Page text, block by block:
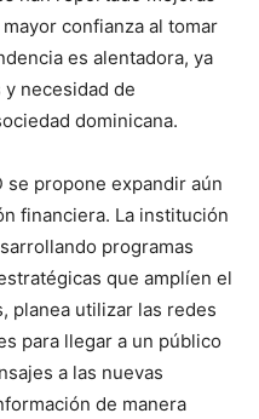
confianza al tomar
es alentadora, ya
necesidad de
dominicana.
se propone expandir aún
financiera. La institución
programas
que amplíen el
planea utilizar las redes
para llegar a un público
a las nuevas
de manera